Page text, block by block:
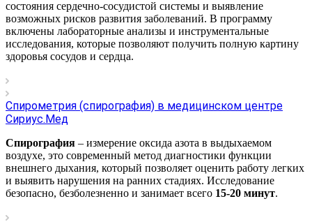
состояния сердечно-сосудистой системы и выявление
возможных рисков развития заболеваний. В программу
включены лабораторные анализы и инструментальные
исследования, которые позволяют получить полную картину
здоровья сосудов и сердца.
Спирометрия (спирография) в медицинском центре
Сириус.Мед
Спирография – измерение оксида азота в выдыхаемом
воздухе, это современный метод диагностики функции
внешнего дыхания, который позволяет оценить работу легких
и выявить нарушения на ранних стадиях. Исследование
безопасно, безболезненно и занимает всего 15-20 минут.